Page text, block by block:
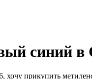
синий
хочу прикупить